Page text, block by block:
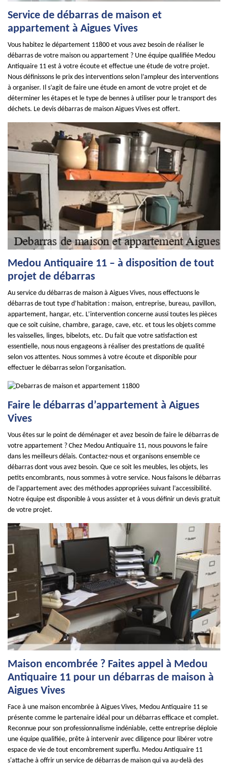
Service de débarras de maison et
appartement à Aigues Vives
Vous habitez le département 11800 et vous avez besoin de réaliser le
débarras de votre maison ou appartement ? Une équipe qualifiée Medou
Antiquaire 11 est à votre écoute et effectue une étude de votre projet.
Nous définissons le prix des interventions selon l’ampleur des interventions
à organiser. Il s’agit de faire une étude en amont de votre projet et de
déterminer les étapes et le type de bennes à utiliser pour le transport des
déchets. Le devis débarras de maison Aigues Vives est offert.
Medou Antiquaire 11 – à disposition de tout
projet de débarras
Au service du débarras de maison à Aigues Vives, nous effectuons le
débarras de tout type d’habitation : maison, entreprise, bureau, pavillon,
appartement, hangar, etc. L’intervention concerne aussi toutes les pièces
que ce soit cuisine, chambre, garage, cave, etc. et tous les objets comme
les vaisselles, linges, bibelots, etc. Du fait que votre satisfaction est
essentielle, nous nous engageons à réaliser des prestations de qualité
selon vos attentes. Nous sommes à votre écoute et disponible pour
effectuer le débarras selon l’organisation.
Faire le débarras d’appartement à Aigues
Vives
Vous êtes sur le point de déménager et avez besoin de faire le débarras de
votre appartement ? Chez Medou Antiquaire 11, nous pouvons le faire
dans les meilleurs délais. Contactez-nous et organisons ensemble ce
débarras dont vous avez besoin. Que ce soit les meubles, les objets, les
petits encombrants, nous sommes à votre service. Nous faisons le débarras
de l’appartement avec des méthodes appropriées suivant l’accessibilité.
Notre équipe est disponible à vous assister et à vous définir un devis gratuit
de votre projet.
Maison encombrée ? Faites appel à Medou
Antiquaire 11 pour un débarras de maison à
Aigues Vives
Face à une maison encombrée à Aigues Vives, Medou Antiquaire 11 se
présente comme le partenaire idéal pour un débarras efficace et complet.
Reconnue pour son professionnalisme indéniable, cette entreprise déploie
une équipe qualifiée, prête à intervenir avec diligence pour libérer votre
espace de vie de tout encombrement superflu. Medou Antiquaire 11
s'attache à offrir un service de débarras de maison qui va au-delà des